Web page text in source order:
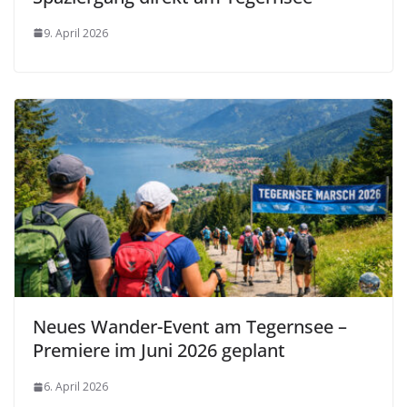
9. April 2026
Neues Wander-Event am Tegernsee –
Premiere im Juni 2026 geplant
6. April 2026